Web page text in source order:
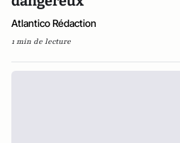
Atlantico Rédaction
1 min de lecture